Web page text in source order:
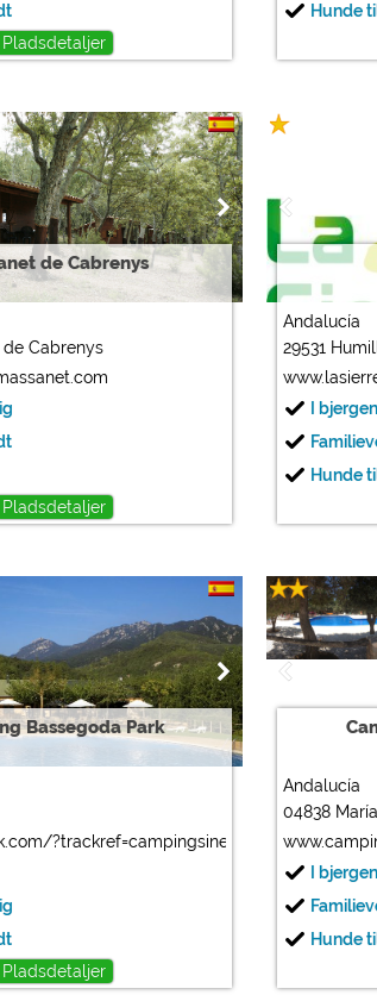
Pladsdetaljer
Hunde
de Cabrenys
de Cabrenys
Pladsdetaljer
Andalucía
29531
I
Hunde
Bassegoda Park
?trackref=campingsineurope
Pladsdetaljer
Andalucía
04838 María
I
Hunde